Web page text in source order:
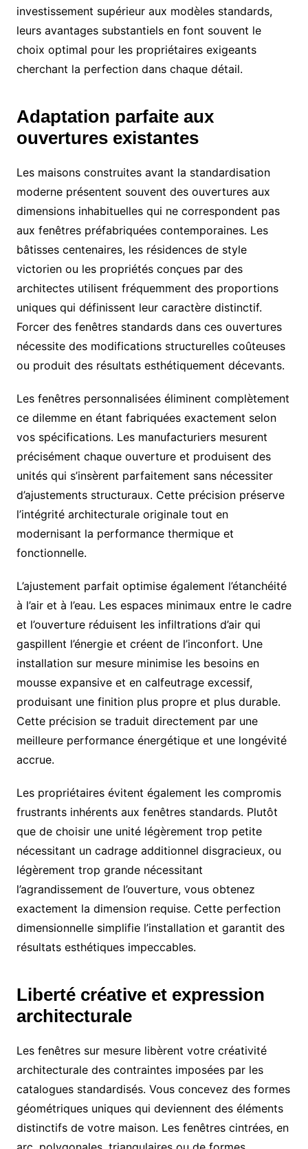
investissement supérieur aux modèles standards,
leurs avantages substantiels en font souvent le
choix optimal pour les propriétaires exigeants
cherchant la perfection dans chaque détail.
Adaptation parfaite aux
ouvertures existantes
Les maisons construites avant la standardisation
moderne présentent souvent des ouvertures aux
dimensions inhabituelles qui ne correspondent pas
aux fenêtres préfabriquées contemporaines. Les
bâtisses centenaires, les résidences de style
victorien ou les propriétés conçues par des
architectes utilisent fréquemment des proportions
uniques qui définissent leur caractère distinctif.
Forcer des fenêtres standards dans ces ouvertures
nécessite des modifications structurelles coûteuses
ou produit des résultats esthétiquement décevants.
Les fenêtres personnalisées éliminent complètement
ce dilemme en étant fabriquées exactement selon
vos spécifications. Les manufacturiers mesurent
précisément chaque ouverture et produisent des
unités qui s’insèrent parfaitement sans nécessiter
d’ajustements structuraux. Cette précision préserve
l’intégrité architecturale originale tout en
modernisant la performance thermique et
fonctionnelle.
L’ajustement parfait optimise également l’étanchéité
à l’air et à l’eau. Les espaces minimaux entre le cadre
et l’ouverture réduisent les infiltrations d’air qui
gaspillent l’énergie et créent de l’inconfort. Une
installation sur mesure minimise les besoins en
mousse expansive et en calfeutrage excessif,
produisant une finition plus propre et plus durable.
Cette précision se traduit directement par une
meilleure performance énergétique et une longévité
accrue.
Les propriétaires évitent également les compromis
frustrants inhérents aux fenêtres standards. Plutôt
que de choisir une unité légèrement trop petite
nécessitant un cadrage additionnel disgracieux, ou
légèrement trop grande nécessitant
l’agrandissement de l’ouverture, vous obtenez
exactement la dimension requise. Cette perfection
dimensionnelle simplifie l’installation et garantit des
résultats esthétiques impeccables.
Liberté créative et expression
architecturale
Les fenêtres sur mesure libèrent votre créativité
architecturale des contraintes imposées par les
catalogues standardisés. Vous concevez des formes
géométriques uniques qui deviennent des éléments
distinctifs de votre maison. Les fenêtres cintrées, en